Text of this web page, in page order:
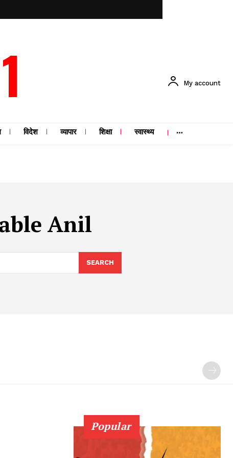
My account
विदेश व्यापार शिक्षा स्वास्थ्य
Anil
SEARCH
Popular